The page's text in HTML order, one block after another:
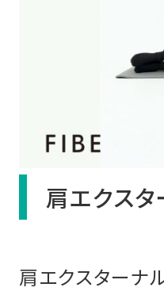
肩エクス
肩エクスターナ